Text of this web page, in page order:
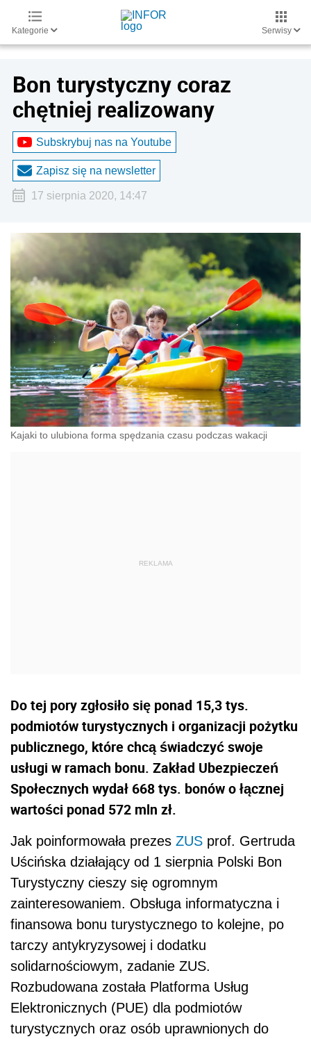
Kategorie Serwisy
Bon turystyczny coraz
chętniej realizowany
Subskrybuj nas na Youtube
Zapisz się na newsletter
17 sierpnia 2020, 14:47
Kajaki to ulubiona forma spędzania czasu podczas wakacji
Do tej pory zgłosiło się ponad 15,3 tys.
podmiotów turystycznych i organizacji pożytku
publicznego, które chcą świadczyć swoje
usługi w ramach bonu. Zakład Ubezpieczeń
Społecznych wydał 668 tys. bonów o łącznej
wartości ponad 572 mln zł.
Jak poinformowała prezes ZUS prof. Gertruda
Uścińska działający od 1 sierpnia Polski Bon
Turystyczny cieszy się ogromnym
zainteresowaniem. Obsługa informatyczna i
finansowa bonu turystycznego to kolejne, po
tarczy antykryzysowej i dodatku
solidarnościowym, zadanie ZUS.
Rozbudowana została Platforma Usług
Elektronicznych (PUE) dla podmiotów
turystycznych oraz osób uprawnionych do